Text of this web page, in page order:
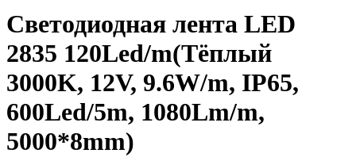
Светодиодная лента LED
2835 120Led/m(Тёплый
3000K, 12V, 9.6W/m, IP65,
600Led/5m, 1080Lm/m,
5000*8mm)